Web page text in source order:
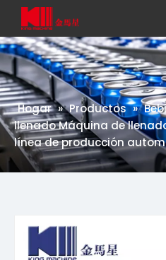
Hogar » Productos »
llenado Máquina de
línea de producción